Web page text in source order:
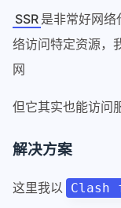
SSR 是非常好网络
络访问特定资源，
网
但它其实也能访问
解决方案
这里我以 Clash